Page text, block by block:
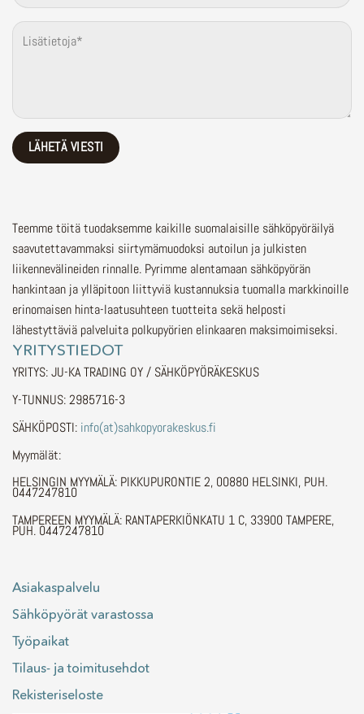
Teemme töitä tuodaksemme kaikille suomalaisille sähköpyöräilyä
saavutettavammaksi siirtymämuodoksi autoilun ja julkisten
liikennevälineiden rinnalle. Pyrimme alentamaan sähköpyörän
hankintaan ja ylläpitoon liittyviä kustannuksia tuomalla markkinoille
erinomaisen hinta-laatusuhteen tuotteita sekä helposti
lähestyttäviä palveluita polkupyörien elinkaaren maksimoimiseksi.
YRITYSTIEDOT
YRITYS: JU-KA TRADING OY / SÄHKÖPYÖRÄKESKUS
Y-TUNNUS: 2985716-3
SÄHKÖPOSTI: info(at)sahkopyorakeskus.fi
Myymälät:
HELSINGIN MYYMÄLÄ: PIKKUPURONTIE 2, 00880 HELSINKI, PUH.
0447247810
TAMPEREEN MYYMÄLÄ: RANTAPERKIÖNKATU 1 C, 33900 TAMPERE,
PUH. 0447247810
Asiakaspalvelu
Sähköpyörät varastossa
Työpaikat
Tilaus- ja toimitusehdot
Rekisteriseloste